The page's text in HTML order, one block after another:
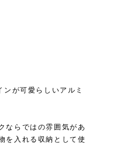
が可愛らしいアルミ
ならではの雰囲気があ
を入れる収納として使